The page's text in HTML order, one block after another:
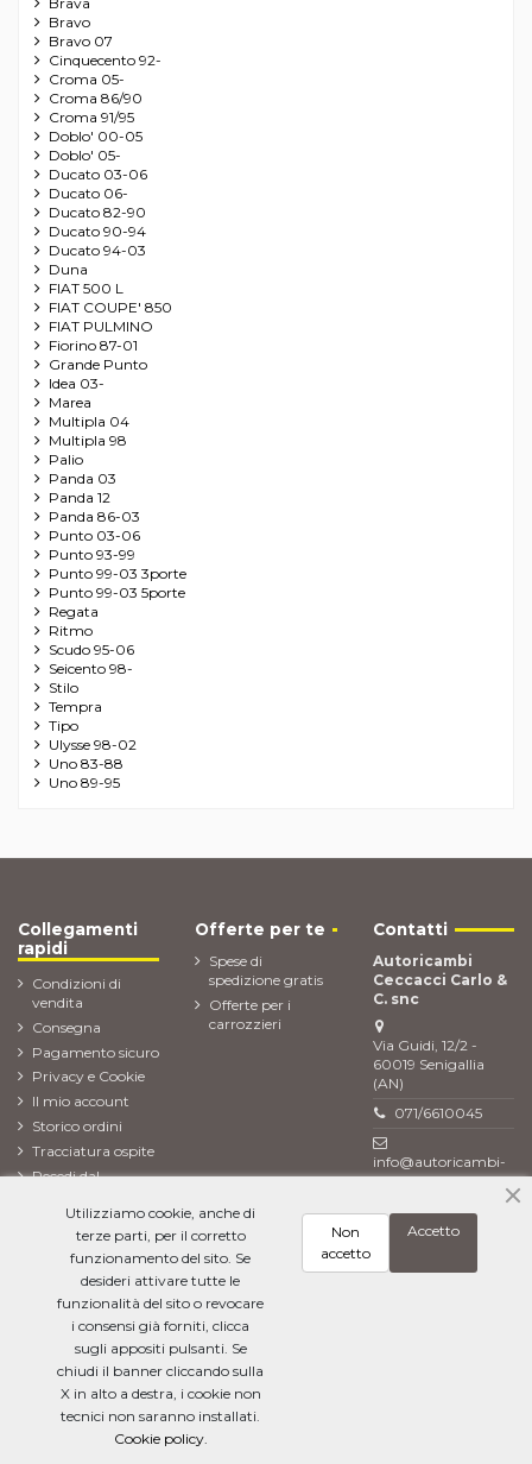
Bravo
Bravo 07
Cinquecento 92-
Croma 05-
Croma 86/90
Croma 91/95
Doblo' 00-05
Doblo' 05-
Ducato 03-06
Ducato 06-
Ducato 82-90
Ducato 90-94
Ducato 94-03
Duna
FIAT 500 L
FIAT COUPE' 850
FIAT PULMINO
Fiorino 87-01
Grande Punto
Idea 03-
Marea
Multipla 04
Multipla 98
Palio
Panda 03
Panda 12
Panda 86-03
Punto 03-06
Punto 93-99
Punto 99-03 3porte
Punto 99-03 5porte
Regata
Ritmo
Scudo 95-06
Seicento 98-
Stilo
Tempra
Tipo
Ulysse 98-02
Uno 83-88
Uno 89-95
Collegamenti
rapidi
Condizioni di
vendita
Consegna
Pagamento sicuro
Privacy e Cookie
Il mio account
Storico ordini
Tracciatura ospite
Recedi dal
ordine)
Offerte per te
Spese di
spedizione gratis
Offerte per i
carrozzieri
Contatti
Autoricambi
Ceccacci Carlo &
C. snc
Via Guidi, 12/2 -
60019 Senigallia
(AN)
071/6610045
info@autoricambi-
ceccacci.it
Newsletter
Ho letto l'informativa sulla privacye accetto il trattamento dei miei dati
Utilizziamo cookie, anche di
terze parti, per il corretto
funzionamento del sito. Se
desideri attivare tutte le
funzionalità del sito o revocare
i consensi già forniti, clicca
sugli appositi pulsanti. Se
chiudi il banner cliccando sulla
X in alto a destra, i cookie non
tecnici non saranno installati.
Cookie policy.
Accetto
Non
accetto